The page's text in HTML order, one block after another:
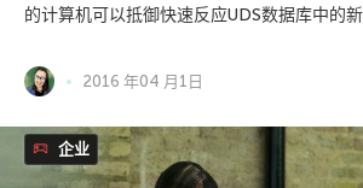
的计算机可以抵御快速反应UDS数据库中的
2016 年04 月1日
企业